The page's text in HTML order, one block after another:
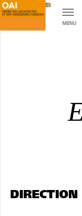
MENU
AMÉNAGEMENT
DIRECTION